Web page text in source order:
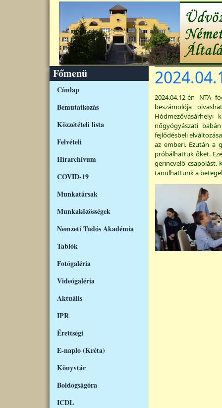
Ugrás a tartalomra
Főmenü
Címlap
Bemutatkozás
Közzétételi lista
Felvételi
Hírarchívum
COVID-19
Munkatársak
Munkaközösségek
Nemzeti Tudós Akadémia
Tablók
Fotógaléria
Videógaléria
Aktuális
IPR
Érettségi
E-naplo (Kréta)
Könyvtár
Boldogságóra
ICDL
2024.04.12-én NTA
beszámolója
Hódmezővásárhelyi
nőgyógyászati
fejlődésbeli
az emberi. Ezután a
próbálhattuk őket.
gerincvelő csapolást.
tanulhattunk a